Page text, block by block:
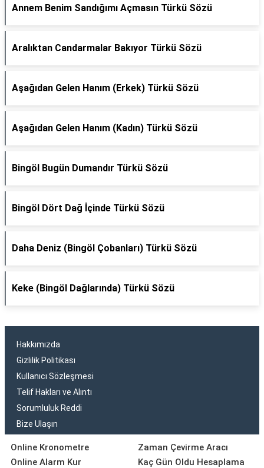
Annem Benim Sandığımı Açmasın Türkü Sözü
Aralıktan Candarmalar Bakıyor Türkü Sözü
Aşağıdan Gelen Hanım (Erkek) Türkü Sözü
Aşağıdan Gelen Hanım (Kadın) Türkü Sözü
Bingöl Bugün Dumandır Türkü Sözü
Bingöl Dört Dağ İçinde Türkü Sözü
Daha Deniz (Bingöl Çobanları) Türkü Sözü
Keke (Bingöl Dağlarında) Türkü Sözü
Hakkımızda
Gizlilik Politikası
Kullanıcı Sözleşmesi
Telif Hakları ve Alıntı
Sorumluluk Reddi
Bize Ulaşın
Online Kronometre
Online Alarm Kur
Zaman Çevirme Aracı
Kaç Gün Oldu Hesaplama